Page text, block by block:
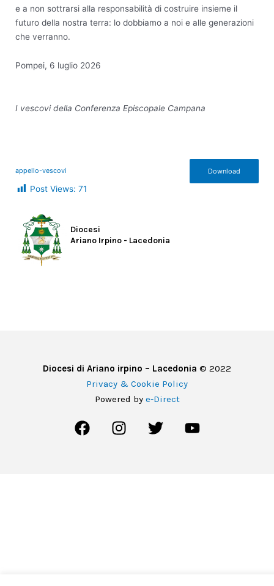
e a non sottrarsi alla responsabilità di costruire insieme il
futuro della nostra terra: lo dobbiamo a noi e alle generazioni
che verranno.
Pompei, 6 luglio 2026
I vescovi della Conferenza Episcopale Campana
appello-vescovi Download
Post Views: 71
Diocesi
Ariano Irpino - Lacedonia
Diocesi di Ariano irpino – Lacedonia © 2022
Privacy & Cookie Policy
Powered by e-Direct